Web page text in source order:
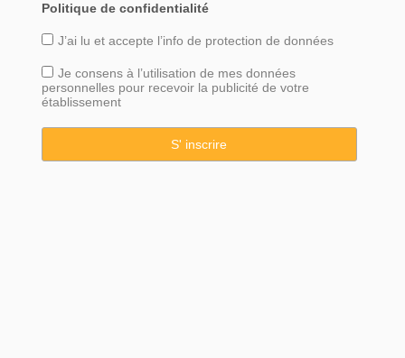
Politique de confidentialité
J’ai lu et accepte l’info de protection de données
Je consens à l’utilisation de mes données
personnelles pour recevoir la publicité de votre
établissement